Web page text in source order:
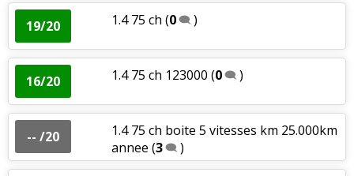
19/20 1.4 75 ch (0 )
16/20 1.4 75 ch 123000 (0 )
-- /20
1.4 75 ch boite 5 vitesses km 25.000km
annee (3 )